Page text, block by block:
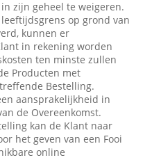
zijn geheel te weigeren.
op grond van
kunnen er
in rekening worden
ten minste zullen
Producten met
Bestelling.
aansprakelijkheid in
de Overeenkomst.
kan de Klant naar
het geven van een Fooi
online